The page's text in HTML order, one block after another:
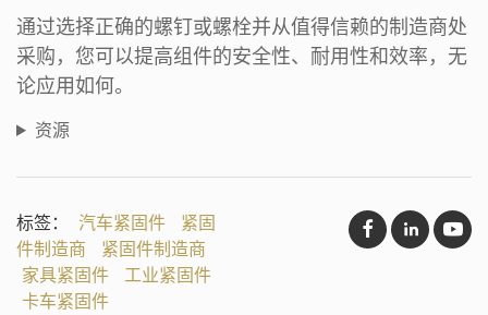
通过选择正确的螺钉或螺栓并从值得信赖的制造商处
采购，您可以提高组件的安全性、耐用性和效率，无
论应用如何。
资源
标签： 汽车紧固件
紧固
件制造商
紧固件制造商
家具紧固件
工业紧固件
卡车紧固件